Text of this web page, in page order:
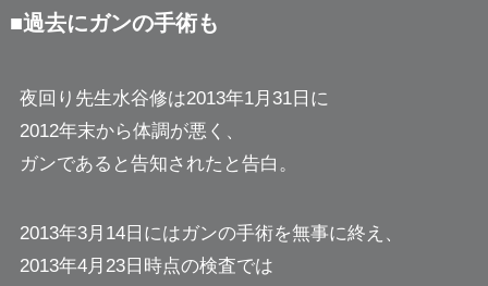
■過去にガンの手術も
夜回り先生水谷修は2013年1月31日に
2012年末から体調が悪く、
ガンであると告知されたと告白。
2013年3月14日にはガンの手術を無事に終え、
2013年4月23日時点の検査では